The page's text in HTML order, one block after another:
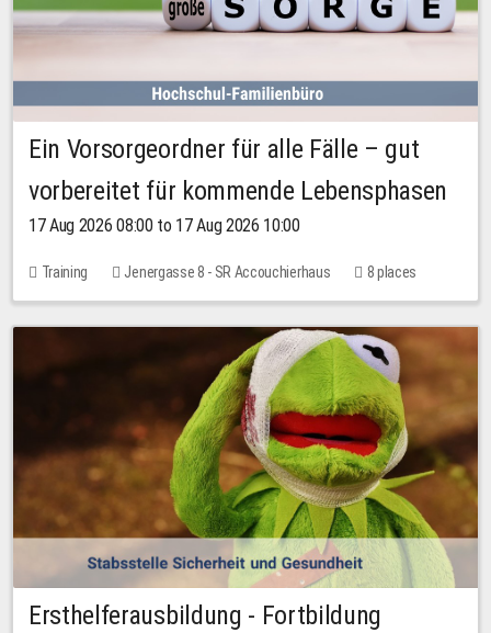
Ein Vorsorgeordner für alle Fälle – gut
vorbereitet für kommende Lebensphasen
17 Aug 2026 08:00 to 17 Aug 2026 10:00
Training Jenergasse 8 - SR Accouchierhaus 8 places
Ersthelferausbildung - Fortbildung